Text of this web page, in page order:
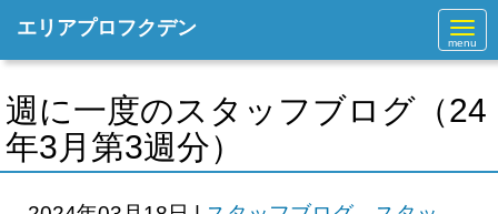
N
a
v
g
a
o
エリアプロフクデン
週に一度のスタッフブログ（24
年3月第3週分）